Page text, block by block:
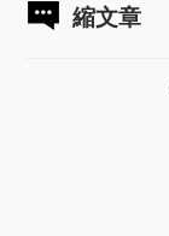
縮文章